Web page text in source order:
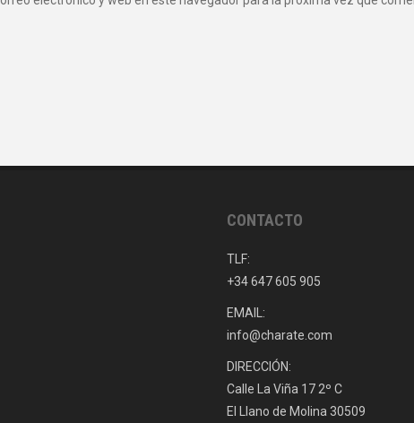
CONTACTO
TLF:
+34 647 605 905
EMAIL:
info@charate.com
DIRECCIÓN:
Calle La Viña 17 2º C
El Llano de Molina 30509